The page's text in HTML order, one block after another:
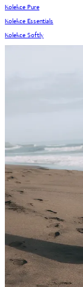
Kolekce Pure
Kolekce Essentials
Kolekce Softly